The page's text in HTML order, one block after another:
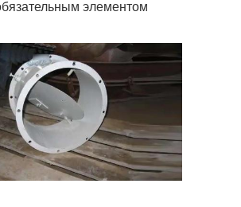
элементом